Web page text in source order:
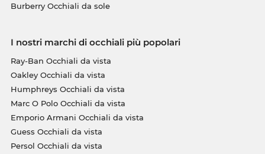
Burberry Occhiali da sole
I nostri marchi di occhiali più popolari
Ray-Ban Occhiali da vista
Oakley Occhiali da vista
Humphreys Occhiali da vista
Marc O Polo Occhiali da vista
Emporio Armani Occhiali da vista
Guess Occhiali da vista
Persol Occhiali da vista